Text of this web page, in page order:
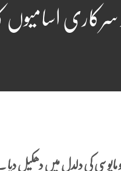
سے زائد سرکاری
کی دلدل میں دھکیل دیا